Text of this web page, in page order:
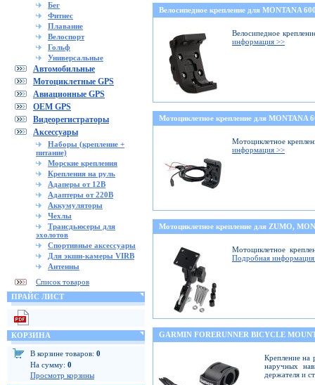
Бег
Фитнес
Плавание
Велоспорт
Гольф
Универсальные
Автомобильные
Мотоциклетные GPS
Авиационные GPS
OEM GPS
Видеорегистраторы
Аксессуары
Наборы (крепление +
питание)
Морские крепления
Крепления на руль
Адаперы от 12В
Адаптеры от 220В
Аккумуляторы
Чехлы
Трансдьюсеры для
эхолотов
Спортивные аксессуары
Для экшн-камеры VIRB
Антенны
Список товаров
ПРАЙС ЛИСТ
КОРЗИНА
В корзине товаров: 0
На сумму: 0
Просмотр корзины
Велосипедное крепление для MONTANA
Велосипедное
информация >>
Мотоциклетное крепление для MONTANA
Мотоциклетное
информация >>
Мотоциклетное крепление для ZUMO,
Мотоциклетное
Подробная
GARMIN FORERUNNER BICYCLE
Крепление на
наручных
держателя и